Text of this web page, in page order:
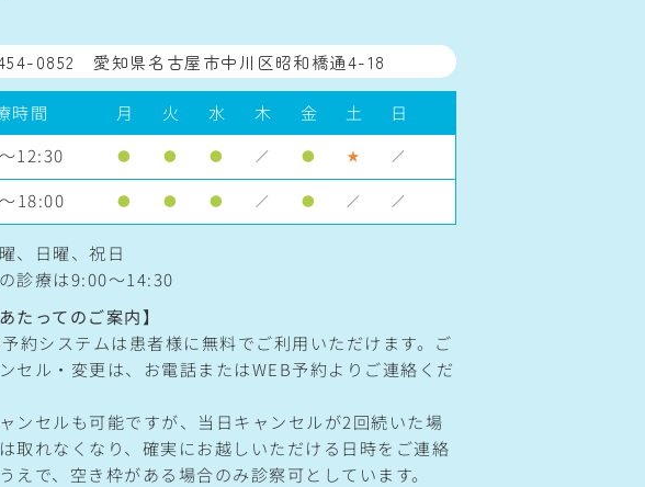
0852 愛知県名古屋市中川区昭和橋通4-18
時間 月 火 水 木 金 土
日
12:30
● ● ● ／ ● ★ ／
18:00 ● ● ● ／ ● ／ ／
、日曜、祝日
診療は9:00〜14:30
たってのご案内】
約システムは患者様に無料でご利用いただけます。ご
セル・変更は、お電話またはWEB予約よりご連絡くだ
ンセルも可能ですが、当日キャンセルが2回続いた場
取れなくなり、確実にお越しいただける日時をご連絡
えで、空き枠がある場合のみ診察可としています。